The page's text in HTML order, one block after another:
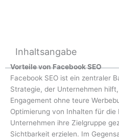
Inhaltsangabe
Vorteile von Facebook SEO
Facebook SEO ist ein zentraler
Strategie, der Unternehmen
Engagement ohne teure
Optimierung von Inhalten für die
Unternehmen ihre Zielgruppe
Sichtbarkeit erzielen. Im